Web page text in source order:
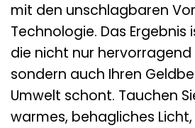
mit den unschlagbaren
Technologie. Das Ergebnis
die nicht nur hervorragend
sondern auch Ihren
Umwelt schont. Tauchen
warmes, behagliches